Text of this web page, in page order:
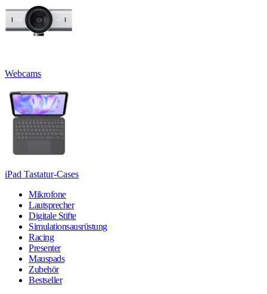
Webcams
iPad Tastatur-Cases
Mikrofone
Lautsprecher
Digitale Stifte
Simulationsausrüstung
Racing
Presenter
Mauspads
Zubehör
Bestseller